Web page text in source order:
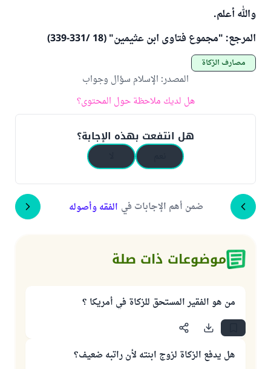
والله أعلم.
المرجع: "مجموع فتاوى ابن عثيمين" (18 /331-339)
مصارف الزكاة
المصدر: الإسلام سؤال وجواب
هل لديك ملاحظة حول المحتوى؟
هل انتفعت بهذه الإجابة؟
ضمن أهم الإجابات في الفقه وأصوله
موضوعات ذات صلة
من هو الفقير المستحق للزكاة في أمريكا ؟
هل يدفع الزكاة لزوج ابنته لأن راتبه ضعيف؟